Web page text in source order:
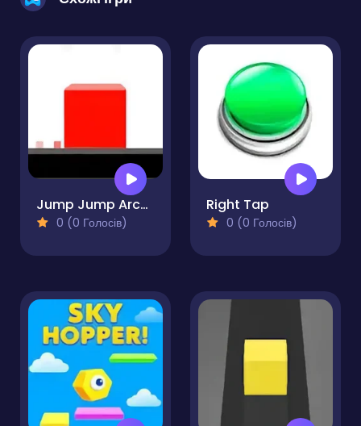
Jump Jump Arcade
0 (0 Голосів)
Right Tap
0 (0 Голосів)